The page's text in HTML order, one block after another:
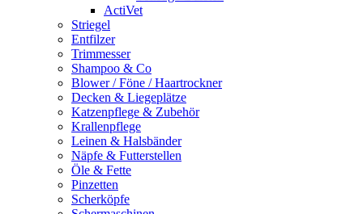
ActiVet
Striegel
Entfilzer
Trimmesser
Shampoo & Co
Blower / Föne / Haartrockner
Decken & Liegeplätze
Katzenpflege & Zubehör
Krallenpflege
Leinen & Halsbänder
Näpfe & Futterstellen
Öle & Fette
Pinzetten
Scherköpfe